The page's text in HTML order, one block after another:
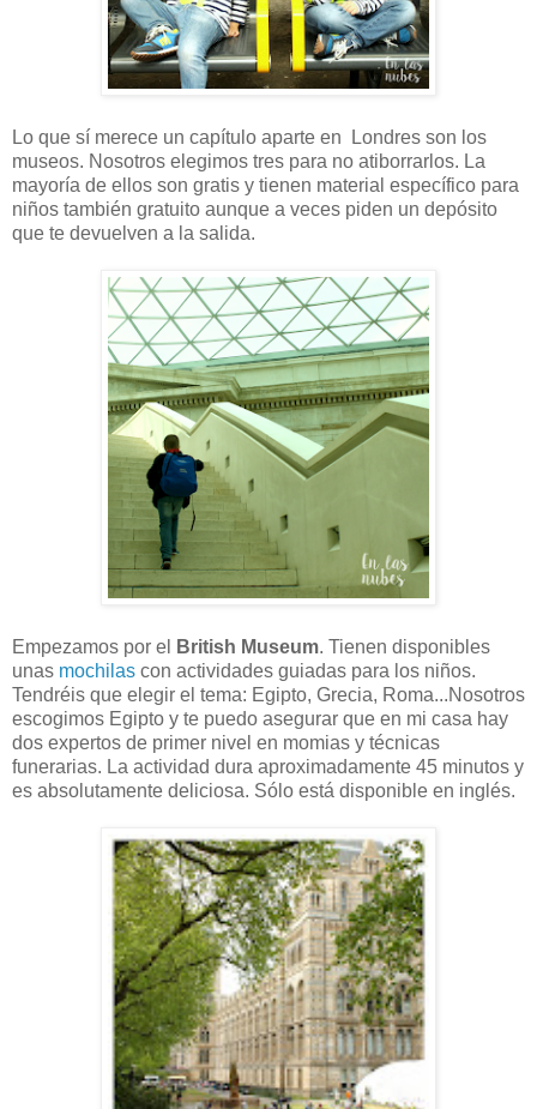
Lo que sí merece un capítulo aparte en Londres son los
museos. Nosotros elegimos tres para no atiborrarlos. La
mayoría de ellos son gratis y tienen material específico para
niños también gratuito aunque a veces piden un depósito
que te devuelven a la salida.
Empezamos por el British Museum. Tienen disponibles
unas mochilas con actividades guiadas para los niños.
Tendréis que elegir el tema: Egipto, Grecia, Roma...Nosotros
escogimos Egipto y te puedo asegurar que en mi casa hay
dos expertos de primer nivel en momias y técnicas
funerarias. La actividad dura aproximadamente 45 minutos y
es absolutamente deliciosa. Sólo está disponible en inglés.